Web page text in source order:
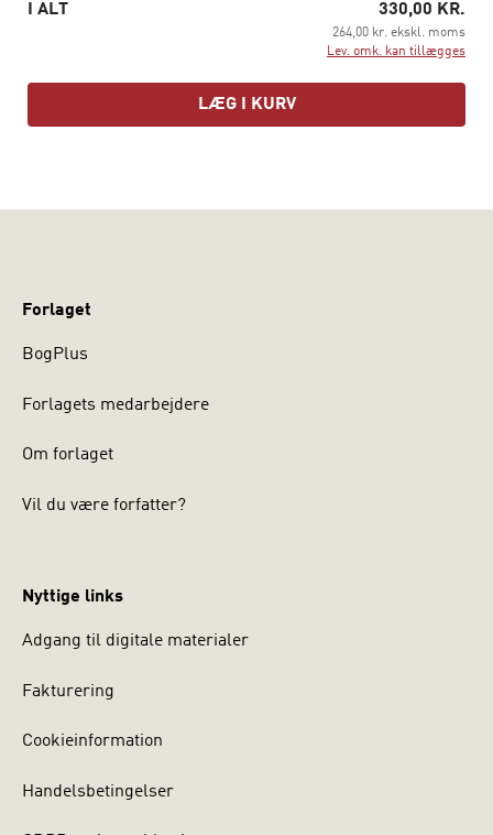
I ALT 330,00 KR.
264,00 kr. ekskl. moms
Lev. omk. kan tillægges
LÆG I KURV
Forlaget
BogPlus
Forlagets medarbejdere
Om forlaget
Vil du være forfatter?
Nyttige links
Adgang til digitale materialer
Fakturering
Cookieinformation
Handelsbetingelser